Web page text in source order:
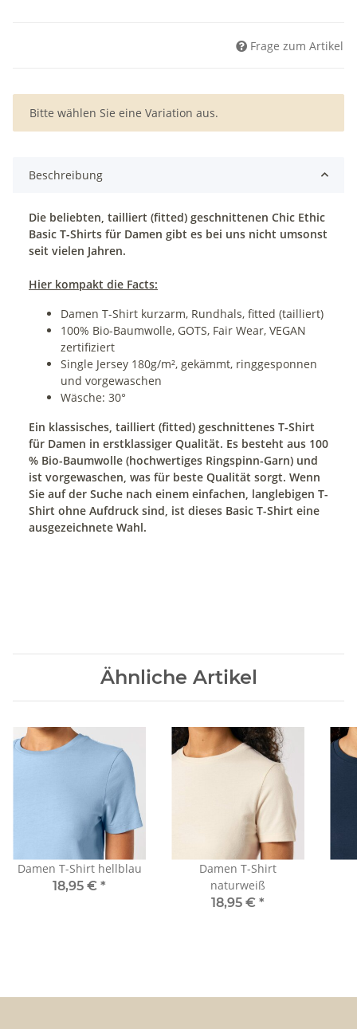
Frage zum Artikel
x
Bitte wählen Sie eine Variation aus.
Beschreibung
Die beliebten, tailliert (fitted) geschnittenen Chic Ethic
Basic T-Shirts für Damen gibt es bei uns nicht umsonst
seit vielen Jahren.
Hier kompakt die Facts:
Damen T-Shirt kurzarm, Rundhals, fitted (tailliert)
100% Bio-Baumwolle, GOTS, Fair Wear, VEGAN
zertifiziert
Single Jersey 180g/m², gekämmt, ringgesponnen
und vorgewaschen
Wäsche: 30°
Ein klassisches, tailliert (fitted) geschnittenes T-Shirt
für Damen in erstklassiger Qualität. Es besteht aus 100
% Bio-Baumwolle (hochwertiges Ringspinn-Garn) und
ist vorgewaschen, was für beste Qualität sorgt. Wenn
Sie auf der Suche nach einem einfachen, langlebigen T-
Shirt ohne Aufdruck sind, ist dieses Basic T-Shirt eine
ausgezeichnete Wahl.
Ähnliche Artikel
Damen T-Shirt hellblau
18,95 € *
Damen T-Shirt
naturweiß
18,95 € *